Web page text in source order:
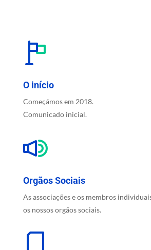
O início
Começámos em 2018.
Comunicado inicial.
Orgãos Sociais
As associações e os membros
os nossos orgãos sociais.